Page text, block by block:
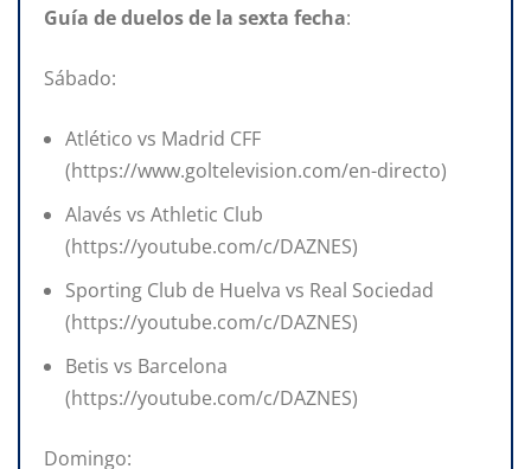
Guía deduelosde la sexta fecha:
Sábado:
Atlético vs Madrid CFF
(https://www.goltelevision.com/en-directo)
Alavés vs Athletic Club
(https://youtube.com/c/DAZNES)
Sporting Club de Huelva vs Real Sociedad
(https://youtube.com/c/DAZNES)
Betis vs Barcelona
(https://youtube.com/c/DAZNES)
Domingo: